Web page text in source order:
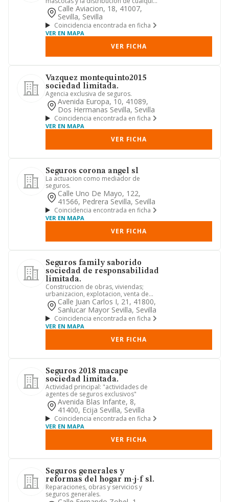
producto o servicio ...
Calle Aviacion, 18, 41007,
Sevilla, Sevilla
Coincidencia encontrada en ficha
VER EN MAPA
VER FICHA
Vazquez montequinto2015
sociedad limitada.
Agencia exclusiva de seguros.
Avenida Europa, 10, 41089,
Dos Hermanas Sevilla, Sevilla
Coincidencia encontrada en ficha
VER EN MAPA
VER FICHA
Seguros corona angel sl
La actuacion como mediador de
seguros.
Calle Uno De Mayo, 122,
41566, Pedrera Sevilla, Sevilla
Coincidencia encontrada en ficha
VER EN MAPA
VER FICHA
Seguros family saborido
sociedad de responsabilidad
limitada.
Construccion de obras, viviendas;
urbanizacion, explotacion, venta de
terrenos; estudios, proyectos...
Calle Juan Carlos I, 21, 41800,
Sanlucar Mayor Sevilla, Sevilla
Coincidencia encontrada en ficha
VER EN MAPA
VER FICHA
Seguros 2018 macape
sociedad limitada.
Actividad principal: "actividades de
agentes de seguros exclusivos"
Avenida Blas Infante, 8,
41400, Ecija Sevilla, Sevilla
Coincidencia encontrada en ficha
VER EN MAPA
VER FICHA
Seguros generales y
reformas del hogar m-j-f sl.
Reparaciones, obras y servicios y
seguros generales.